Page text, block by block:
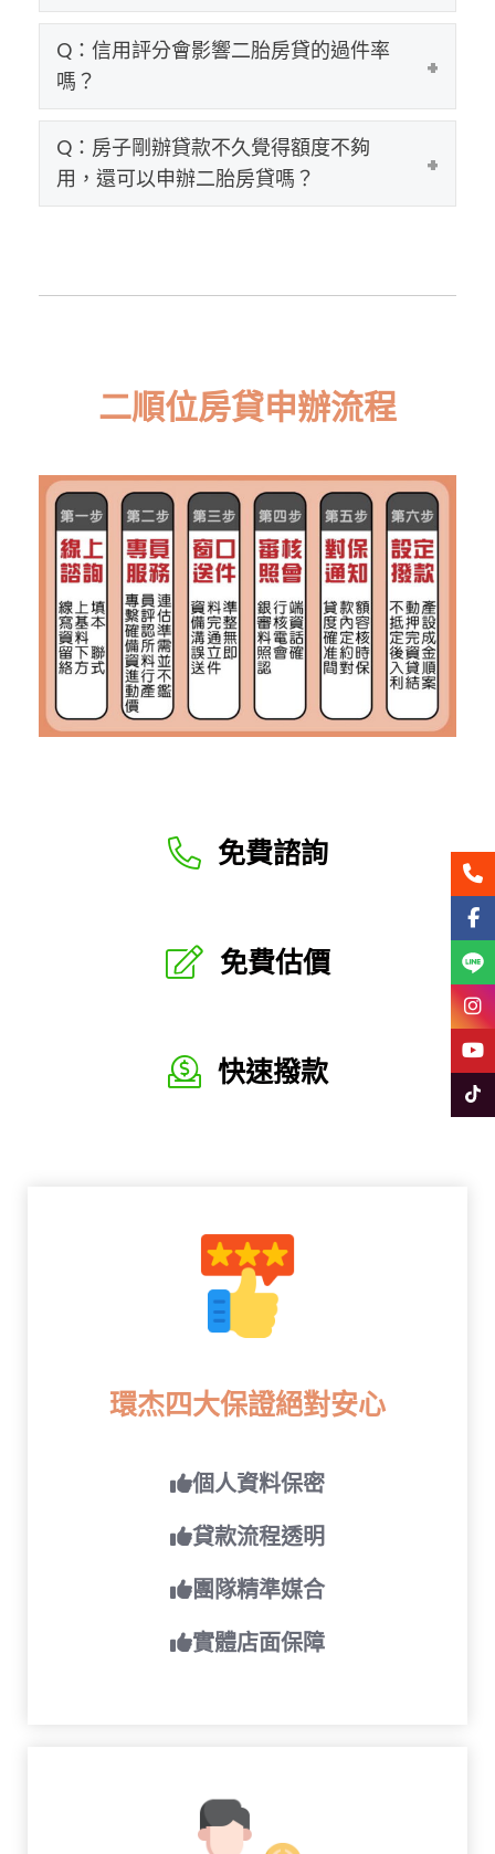
Q：信用評分會影響二胎房貸的過件率
嗎？
Q：房子剛辦貸款不久覺得額度不夠
用，還可以申辦二胎房貸嗎？
二順位房貸申辦流程
免費諮詢
免費估價
快速撥款
環杰四大保證絕對安心
👍個人資料保密
👍貸款流程透明
👍團隊精準媒合
👍實體店面保障
聯絡
Line